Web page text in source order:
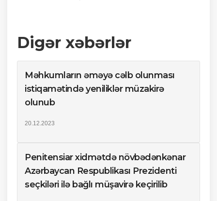
Digər xəbərlər
Məhkumların əməyə cəlb olunması
istiqamətində yeniliklər müzakirə
olunub
20.12.2023
Penitensiar xidmətdə növbədənkənar
Azərbaycan Respublikası Prezidenti
seçkiləri ilə bağlı müşavirə keçirilib